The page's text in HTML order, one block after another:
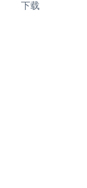
下载